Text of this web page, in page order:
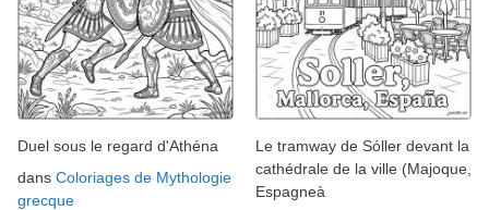
Duel sous le regard d'Athéna
dans Coloriages de Mythologie
grecque
Le tramway de Sóller devant la
cathédrale de la ville (Majoque,
Espagneà